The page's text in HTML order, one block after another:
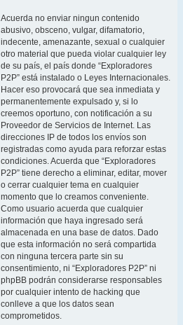
Acuerda no enviar ningun contenido
abusivo, obsceno, vulgar, difamatorio,
indecente, amenazante, sexual o cualquier
otro material que pueda violar cualquier ley
de su país, el país donde “Exploradores
P2P” está instalado o Leyes Internacionales.
Hacer eso provocará que sea inmediata y
permanentemente expulsado y, si lo
creemos oportuno, con notificación a su
Proveedor de Servicios de Internet. Las
direcciones IP de todos los envíos son
registradas como ayuda para reforzar estas
condiciones. Acuerda que “Exploradores
P2P” tiene derecho a eliminar, editar, mover
o cerrar cualquier tema en cualquier
momento que lo creamos conveniente.
Como usuario acuerda que cualquier
información que haya ingresado será
almacenada en una base de datos. Dado
que esta información no será compartida
con ninguna tercera parte sin su
consentimiento, ni “Exploradores P2P” ni
phpBB podrán considerarse responsables
por cualquier intento de hacking que
conlleve a que los datos sean
comprometidos.